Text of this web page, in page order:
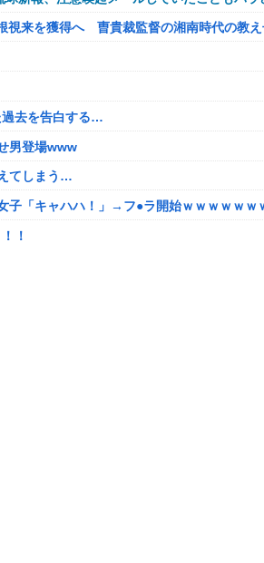
サイトで見るな！」と絡まれた→「Netflix
くんな
で培った声色チェンジで間違い電話ルー
ｗｗ
過去を告白する…
男登場www
ちすぎて限界突破ｗｗｗｗ
`)「汚い金でもありがとう」
ちびっ子集団が世界をメロメロに
番組が最新SNSの数十年先を行っていたと
に圧力ｗ
40… 8/5はアップデート盛り沢山！？貴様ら
しい動画が話題に
視来を獲得へ 曺貴裁監督の湘南時代の教
過去を告白する…
男登場www
てしまう…
子「キャハハ！」→フ●ラ開始ｗｗｗｗｗｗ
！
年竣工と公示！
い
数の一般人アカウントを晒し上げにしてし
の姿wwww
！！→勿論お前ら結婚してあげるよな？？
2ってサブの穴が空いてないダイハツ駆逐
が逮捕される 逮捕の数日前に釈放された